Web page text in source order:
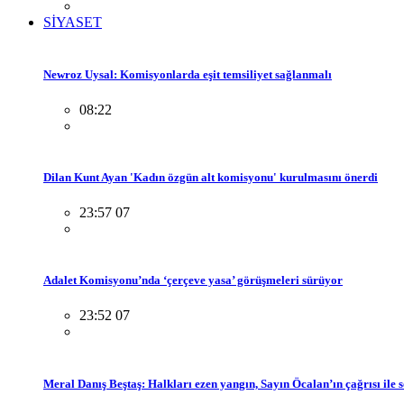
SİYASET
Newroz Uysal: Komisyonlarda eşit temsiliyet sağlanmalı
08:22
Dilan Kunt Ayan 'Kadın özgün alt komisyonu' kurulmasını önerdi
23:57 07
Adalet Komisyonu’nda ‘çerçeve yasa’ görüşmeleri sürüyor
23:52 07
Meral Danış Beştaş: Halkları ezen yangın, Sayın Öcalan’ın çağrısı ile